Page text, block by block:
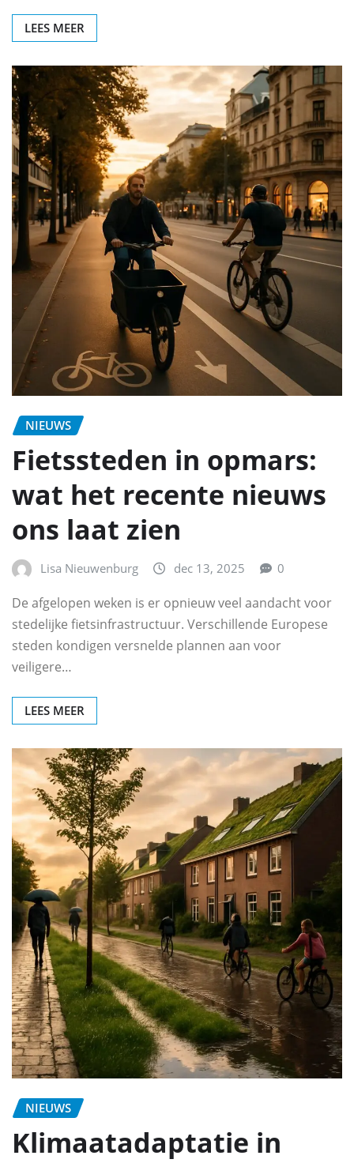
LEES MEER
NIEUWS
Fietssteden in opmars:
wat het recente nieuws
ons laat zien
Lisa Nieuwenburg dec 13, 2025 0
De afgelopen weken is er opnieuw veel aandacht voor
stedelijke fietsinfrastructuur. Verschillende Europese
steden kondigen versnelde plannen aan voor
veiligere…
LEES MEER
NIEUWS
Klimaatadaptatie in